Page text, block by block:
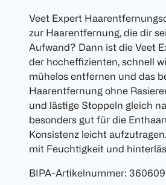
Veet Expert
zur Haarentfernung, die dir
Aufwand? Dann ist die Veet
der hocheffizienten, schnell
mühelos entfernen und das
Haarentfernung ohne
und lästige Stoppeln gleich
besonders gut für die
Konsistenz leicht
mit Feuchtigkeit und
BIPA-Artikelnummer: 360609